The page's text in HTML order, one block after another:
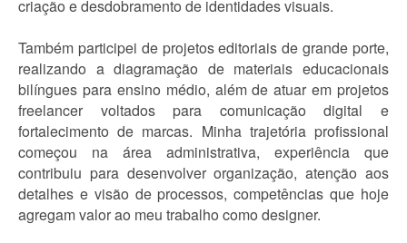
criação e desdobramento de identidades visuais.
Também participei de projetos editoriais de grande porte,
realizando a diagramação de materiais educacionais
bilíngues para ensino médio, além de atuar em projetos
freelancer voltados para comunicação digital e
fortalecimento de marcas. Minha trajetória profissional
começou na área administrativa, experiência que
contribuiu para desenvolver organização, atenção aos
detalhes e visão de processos, competências que hoje
agregam valor ao meu trabalho como designer.